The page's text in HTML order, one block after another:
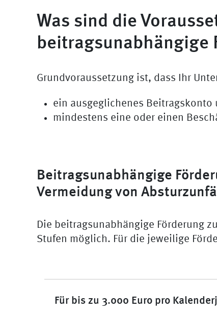
Was sind die
beitragsunabhängige
Grundvoraussetzung ist, dass Ihr
ein ausgeglichenes Beitragskonto
mindestens eine oder einen
Beitragsunabhängige
Vermeidung von
Die beitragsunabhängige Förderung
Stufen möglich. Für die jeweilige
Für bis zu 3.000 Euro pro